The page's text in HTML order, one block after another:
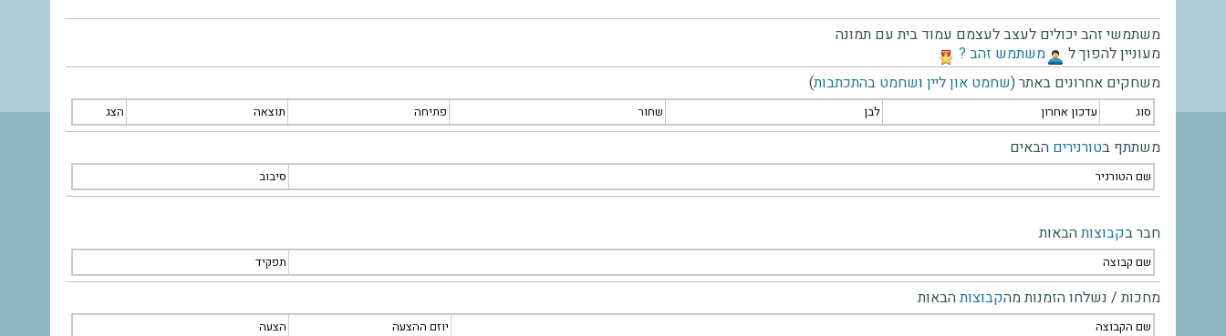
משתמשי זהב יכולים לעצב לעצמם עמוד בית עם תמונה
מעוניין להפוך ל
‫משתמש זהב ?‬
משחקים אחרונים באתר (שחמט און ליין ושחמט בהתכתבות)
סוג עדכון אחרון לבן שחור פתיחה תוצאה הצג
משתתף בטורנירים הבאים
שם הטורניר סיבוב
חבר בקבוצותהבאות
שם קבוצה תפקיד
מחכות / נשלחו הזמנות מהקבוצותהבאות
שם הקבוצה יוזם ההצעה הצעה